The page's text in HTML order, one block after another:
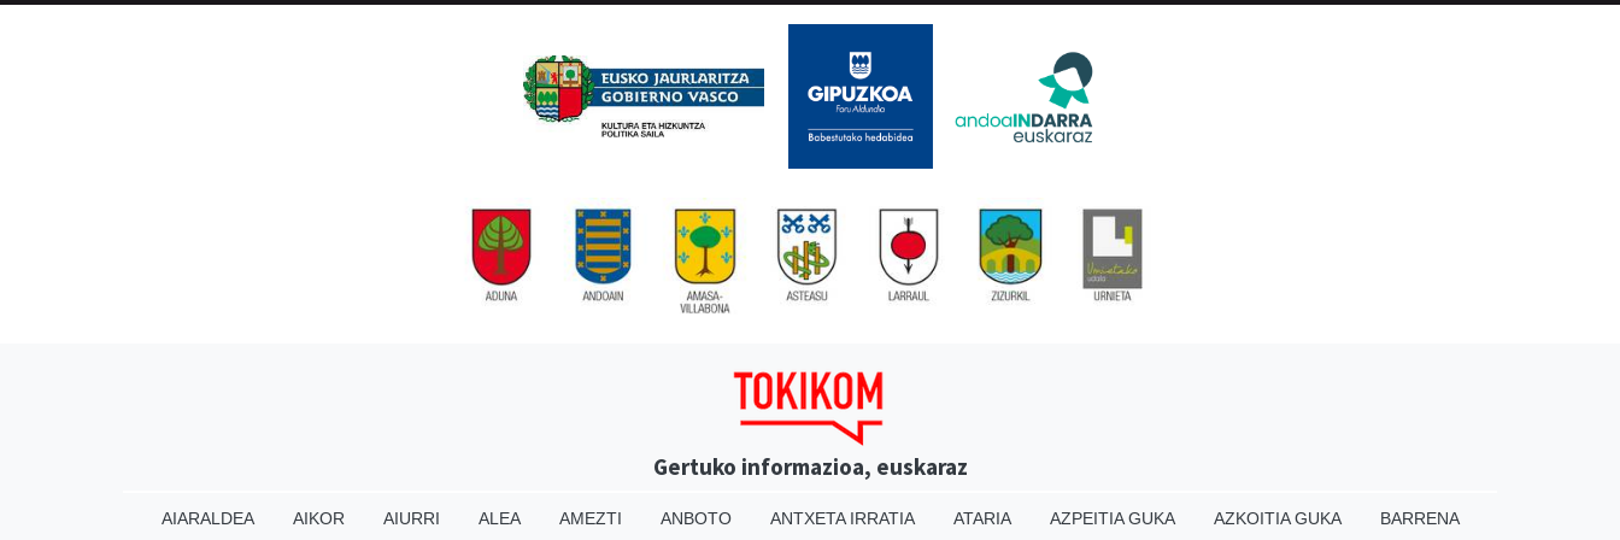
Gertuko informazioa, euskaraz
AIARALDEA AIKOR AIURRI ALEA AMEZTI ANBOTO ANTXETA IRRATIA ATARIA AZPEITIA GUKA AZKOITIA GUKA BARRENA